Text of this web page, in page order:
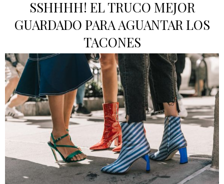
SSHHHH! EL TRUCO MEJOR
GUARDADO PARA AGUANTAR LOS
TACONES